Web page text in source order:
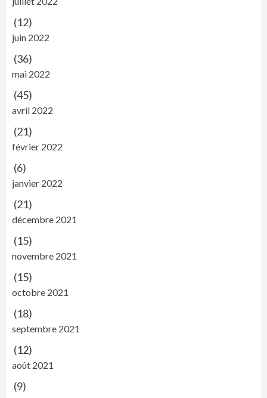
(12)
juin 2022
(36)
mai 2022
(45)
avril 2022
(21)
février 2022
(6)
janvier 2022
(21)
décembre 2021
(15)
novembre 2021
(15)
octobre 2021
(18)
septembre 2021
(12)
août 2021
(9)